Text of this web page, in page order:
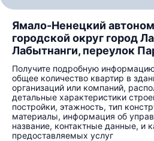
Ямало-Ненецкий
городской округ город
Лабытнанги, переулок
Получите подробную
общее количество квартир в
организаций или компаний,
детальные характеристики
постройки, этажность, тип
материалы, информация об
название, контактные данные, и
предоставляемых услуг